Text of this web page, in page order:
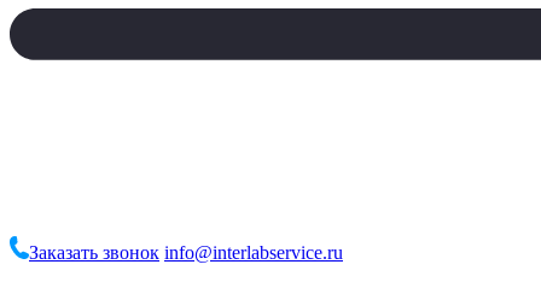
Заказать звонок info@interlabservice.ru